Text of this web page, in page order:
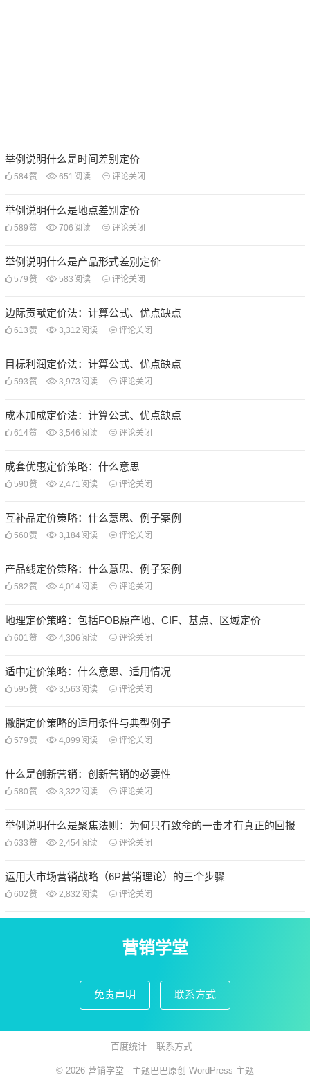
举例说明什么是时间差别定价
584赞 651 阅读 评论关闭
举例说明什么是地点差别定价
589 赞 706 阅读 评论关闭
举例说明什么是产品形式差别定价
579 赞 583 阅读 评论关闭
边际贡献定价法：计算公式、优点缺点
613 赞 3,312 阅读 评论关闭
目标利润定价法：计算公式、优点缺点
593 赞 3,973 阅读 评论关闭
成本加成定价法：计算公式、优点缺点
614赞 3,546 阅读 评论关闭
成套优惠定价策略：什么意思
590 赞 2,471 阅读 评论关闭
互补品定价策略：什么意思、例子案例
560 赞 3,184阅读 评论关闭
产品线定价策略：什么意思、例子案例
582 赞 4,014阅读 评论关闭
地理定价策略：包括FOB原产地、CIF、基点、区域定价
601 赞 4,306 阅读 评论关闭
适中定价策略：什么意思、适用情况
595 赞 3,563 阅读 评论关闭
撇脂定价策略的适用条件与典型例子
579 赞 4,099 阅读 评论关闭
什么是创新营销：创新营销的必要性
580 赞 3,322 阅读 评论关闭
举例说明什么是聚焦法则：为何只有致命的一击才有真正的回报
633 赞 2,454阅读 评论关闭
运用大市场营销战略（6P营销理论）的三个步骤
602 赞 2,832 阅读 评论关闭
营销学堂
免责声明 联系方式
百度统计 联系方式
© 2026 营销学堂 - 主题巴巴原创 WordPress 主题